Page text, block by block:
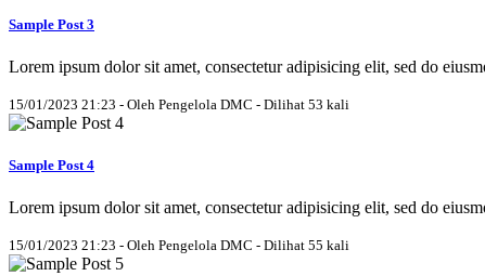
Sample Post 3
Lorem ipsum dolor sit amet, consectetur adipisicing elit, sed do
15/01/2023 21:23 - Oleh Pengelola DMC - Dilihat 53 kali
Sample Post 4
Lorem ipsum dolor sit amet, consectetur adipisicing elit, sed do
15/01/2023 21:23 - Oleh Pengelola DMC - Dilihat 55 kali